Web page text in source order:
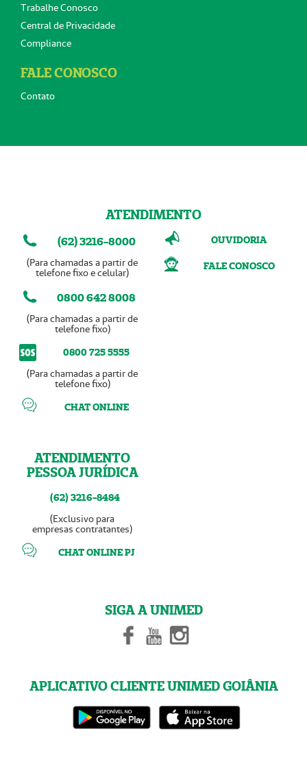
Trabalhe Conosco
Central de Privacidade
Compliance
FALE CONOSCO
Contato
ATENDIMENTO
(62) 3216-8000
(Para chamadas a partir de
telefone fixo e celular)
0800 642 8008
(Para chamadas a partir de
telefone fixo)
0800 725 5555
(Para chamadas a partir de
telefone fixo)
CHAT ONLINE
ATENDIMENTO
PESSOA JURÍDICA
(62) 3216-8484
(Exclusivo para
empresas contratantes)
CHAT ONLINE PJ
OUVIDORIA
FALE CONOSCO
SIGA A UNIMED
APLICATIVO CLIENTE UNIMED GOIÂNIA